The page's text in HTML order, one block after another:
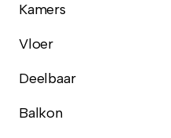
Kamers
Vloer
Deelbaar
Balkon